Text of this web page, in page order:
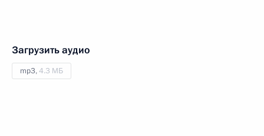
Загрузить аудио
mp3,4.3 МБ